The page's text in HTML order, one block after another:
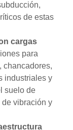
de estas
cargas
para
chancadores,
industriales y
suelo de
vibración y